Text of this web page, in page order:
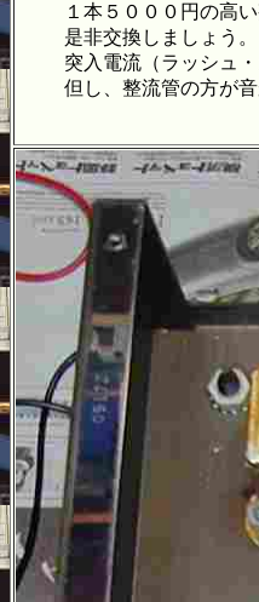
１本５０００円の高
是非交換しましょう
突入電流（ラッシュ
但し、整流管の方が